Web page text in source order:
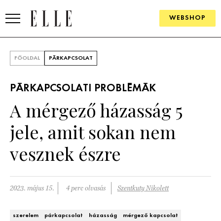
WEBSHOP
SZÉPSÉG
KULTÚRA
ÉLETMÓD
PÁRKAPCSOLAT
FŐOLDAL PÁRKAPCSOLAT
PÁRKAPCSOLATI PROBLÉMÁK
A mérgező házasság 5
jele, amit sokan nem
vesznek észre
2023. május 15. 4 perc olvasás Szentkuty Nikolett
szerelem párkapcsolat házasság mérgező kapcsolat